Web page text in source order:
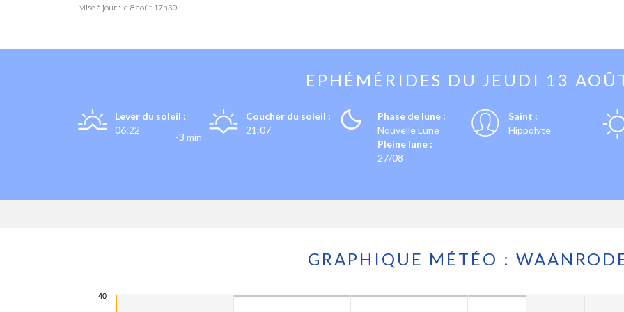
Mise à jour : le 8 août 17h30
EPHÉMÉRIDES DU JEUDI 13
Lever du soleil :
06:22
-3 min
Coucher du soleil :
21:07
Phase de lune :
Nouvelle Lune
Pleine lune :
27/08
Saint :
Hippolyte
GRAPHIQUE MÉTÉO :
40